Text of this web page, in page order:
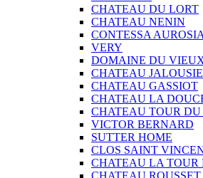
CHATEAU DU LORT
CHATEAU NENIN
CONTESSA AUROSIA
VERY
DOMAINE DU
CHATEAU
CHATEAU GASSIOT
CHATEAU LA
CHATEAU TOUR
VICTOR BERNARD
SUTTER HOME
CLOS SAINT
CHATEAU LA TOUR
CHATEAU